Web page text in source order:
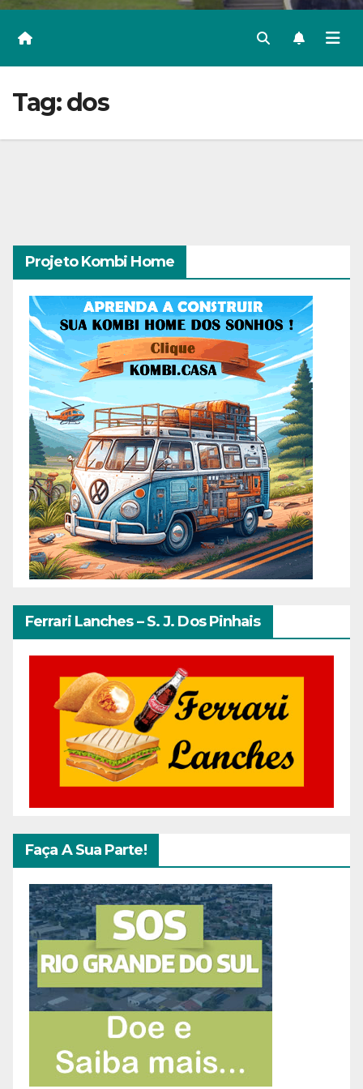
Tag:dos
Projeto Kombi Home
Ferrari Lanches – S. J. Dos Pinhais
Faça A Sua Parte!